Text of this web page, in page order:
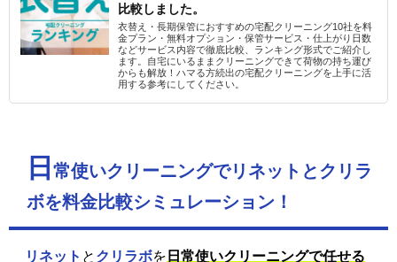
比較しました。
衣替え・長期保管におすすめの宅配クリーニング10社を料
金プラン・無料オプション・保管サービス・仕上がり日数
などサービス内容で徹底比較、ランキング形式でご紹介し
ます。自宅にいるままクリーニングできて荷物の持ち運び
からも解放！ハマる方続出の宅配クリーニングを上手に活
用する参考にしてください。
日 常使いクリーニングでリネットとクリラ
ボを料金比較シミュレーション！
リネット と クリラボを 日常使いクリーニングで任せる